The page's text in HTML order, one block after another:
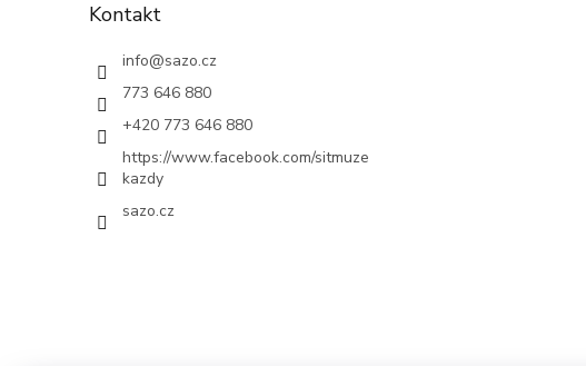
Kontakt
info@sazo.cz
773 646 880
+420 773 646 880
https://www.facebook.com/sitmuze
kazdy
sazo.cz